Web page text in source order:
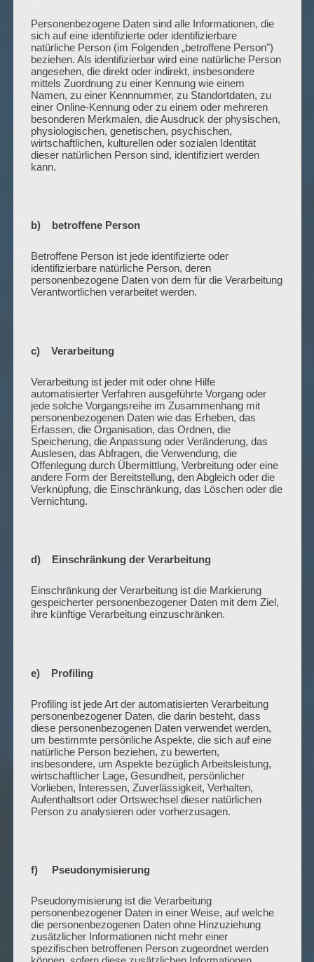
Personenbezogene Daten sind alle Informationen, die
sich auf eine identifizierte oder identifizierbare
natürliche Person (im Folgenden „betroffene Person")
beziehen. Als identifizierbar wird eine natürliche Person
angesehen, die direkt oder indirekt, insbesondere
mittels Zuordnung zu einer Kennung wie einem
Namen, zu einer Kennnummer, zu Standortdaten, zu
einer Online-Kennung oder zu einem oder mehreren
besonderen Merkmalen, die Ausdruck der physischen,
physiologischen, genetischen, psychischen,
wirtschaftlichen, kulturellen oder sozialen Identität
dieser natürlichen Person sind, identifiziert werden
kann.
b) betroffene Person
Betroffene Person ist jede identifizierte oder
identifizierbare natürliche Person, deren
personenbezogene Daten von dem für die Verarbeitung
Verantwortlichen verarbeitet werden.
c) Verarbeitung
Verarbeitung ist jeder mit oder ohne Hilfe
automatisierter Verfahren ausgeführte Vorgang oder
jede solche Vorgangsreihe im Zusammenhang mit
personenbezogenen Daten wie das Erheben, das
Erfassen, die Organisation, das Ordnen, die
Speicherung, die Anpassung oder Veränderung, das
Auslesen, das Abfragen, die Verwendung, die
Offenlegung durch Übermittlung, Verbreitung oder eine
andere Form der Bereitstellung, den Abgleich oder die
Verknüpfung, die Einschränkung, das Löschen oder die
Vernichtung.
d) Einschränkung der Verarbeitung
Einschränkung der Verarbeitung ist die Markierung
gespeicherter personenbezogener Daten mit dem Ziel,
ihre künftige Verarbeitung einzuschränken.
e) Profiling
Profiling ist jede Art der automatisierten Verarbeitung
personenbezogener Daten, die darin besteht, dass
diese personenbezogenen Daten verwendet werden,
um bestimmte persönliche Aspekte, die sich auf eine
natürliche Person beziehen, zu bewerten,
insbesondere, um Aspekte bezüglich Arbeitsleistung,
wirtschaftlicher Lage, Gesundheit, persönlicher
Vorlieben, Interessen, Zuverlässigkeit, Verhalten,
Aufenthaltsort oder Ortswechsel dieser natürlichen
Person zu analysieren oder vorherzusagen.
f) Pseudonymisierung
Pseudonymisierung ist die Verarbeitung
personenbezogener Daten in einer Weise, auf welche
die personenbezogenen Daten ohne Hinzuziehung
zusätzlicher Informationen nicht mehr einer
spezifischen betroffenen Person zugeordnet werden